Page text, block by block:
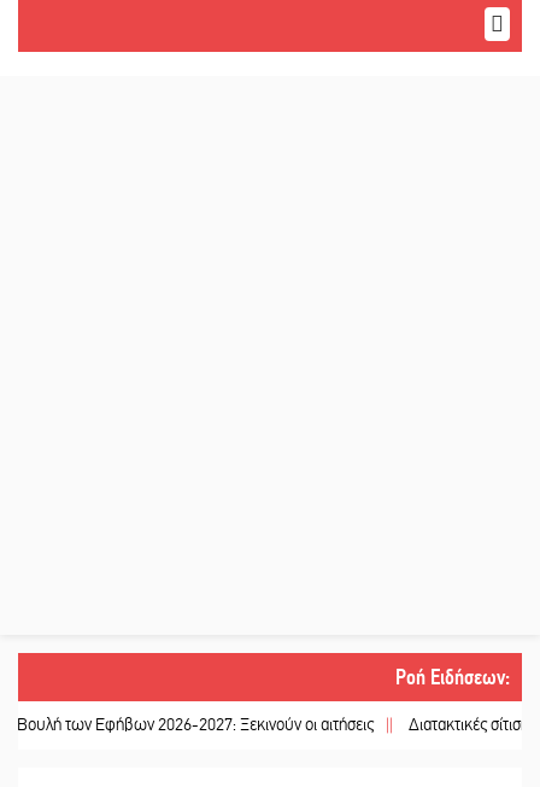
Ροή Ειδήσεων:
Εφήβων 2026-2027: Ξεκινούν οι αιτήσεις || Διατακτικές σίτισης: Σήμα